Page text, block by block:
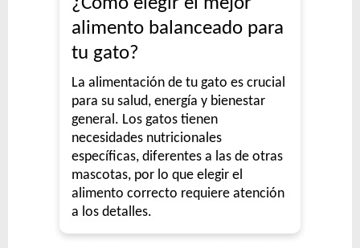
alimento balanceado para
tu gato?
La alimentación de tu gato es crucial
para su salud, energía y bienestar
general. Los gatos tienen
necesidades nutricionales
específicas, diferentes a las de otras
mascotas, por lo que elegir el
alimento correcto requiere atención
a los detalles.